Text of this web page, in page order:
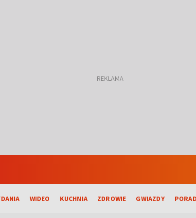
WIDEO KUCHNIA ZDROWIE GWIAZDY